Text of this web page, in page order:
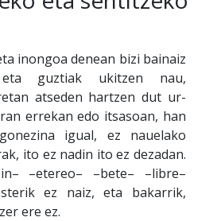
inongoa denean bizi bainaiz
guztiak ukitzen nau,
atseden hartzen dut ur-
errekan edo itsasoan, han
igual, ez nauelako
ito ez nadin ito ez dezadan.
–etereo– –bete– –libre–
ez naiz, eta bakarrik,
ere ez.